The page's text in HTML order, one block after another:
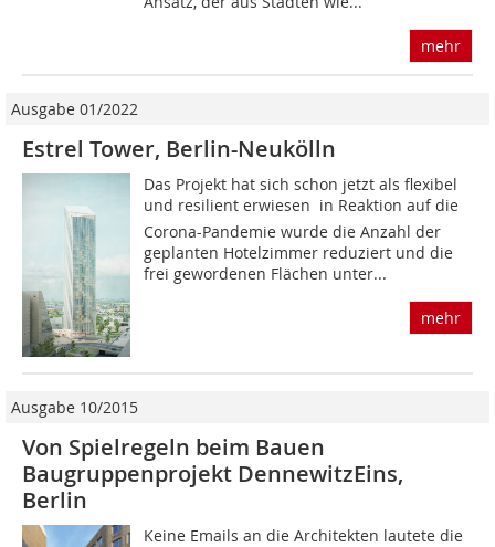
mehr
Ausgabe 01/2022
Estrel Tower, Berlin-Neukölln
Das Projekt hat sich schon jetzt als flexibel
und resilient erwiesen  in Reaktion auf die
Corona-Pandemie wurde die Anzahl der
geplanten Hotelzimmer reduziert und die
frei gewordenen Flächen unter...
mehr
Ausgabe 10/2015
Von Spielregeln beim Bauen
Baugruppenprojekt DennewitzEins,
Berlin
Keine Emails an die Architekten lautete die